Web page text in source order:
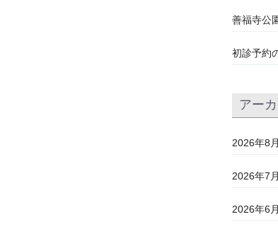
善福寺公
初診予約
アー
2026年8月
2026年7月
2026年6月